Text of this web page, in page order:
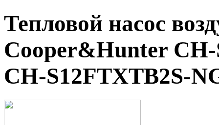
Тепловой насос
Cooper&Hunter
CH-S12FTXTB2S-